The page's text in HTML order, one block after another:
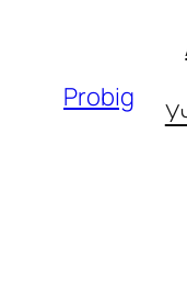
вмістуProbig